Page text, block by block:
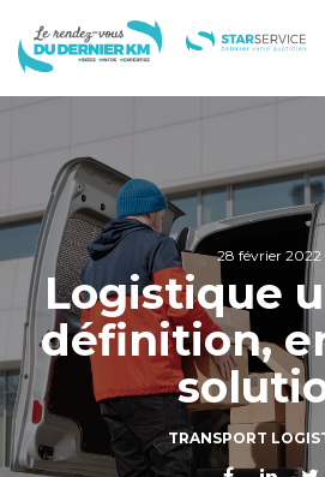
28 février 2022
Logistique
définition,
TRANSPORT